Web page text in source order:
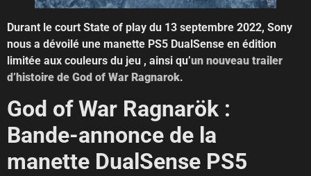
Durant le court State of play du 13 septembre 2022, Sony
nous a dévoilé une manette PS5 DualSense en édition
limitée aux couleurs du jeu , ainsi qu’un nouveau trailer
d’histoire de God of War Ragnarok.
God of War Ragnarök :
Bande-annonce de la
manette DualSense PS5